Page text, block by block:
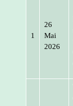
1
26
Mai
2026